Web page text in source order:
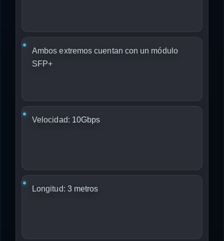
Ambos extremos cuentan con un módulo
SFP+
Velocidad: 10Gbps
Longitud: 3 metros